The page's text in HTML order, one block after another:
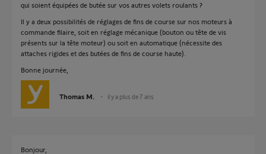
qui soient équipées de butée sur vos autres volets roulants ?
Il y a deux possibilités de réglages de fins de course sur nos moteurs à
commande filaire, soit en réglage mécanique (bouton ou tête de vis
présents sur la tête moteur) ou soit en automatique (nécessite des
attaches rigides et des butées de fins de course haute).
Bonne journée,
Thomas M. il y a plus de 7 ans
Bonjour,